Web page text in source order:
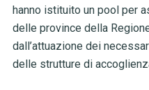
hanno istituito un pool per
delle province della
dall’attuazione dei
delle strutture di